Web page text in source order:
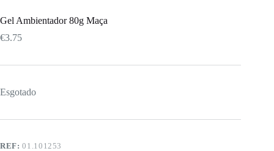
Gel Ambientador 80g Maça
€3.75
Esgotado
REF:01.101253